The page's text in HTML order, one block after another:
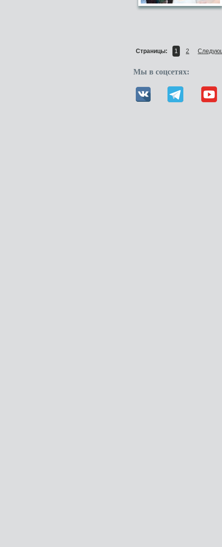
Страницы: 1 2
Мы в соцсетях: